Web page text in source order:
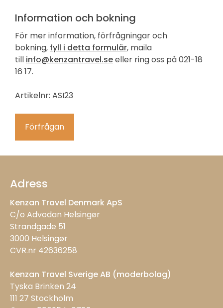
Information och bokning
För mer information, förfrågningar och
bokning, fyll i detta formulär, maila
till info@kenzantravel.seeller ring oss på 021-18
16 17.
Artikelnr: ASI23
Förfrågan
Adress
Kenzan Travel Denmark ApS
C/o Advodan Helsingør
Strandgade 51
3000 Helsingør
CVR.nr 42636258
Kenzan Travel Sverige AB (moderbolag)
Tyska Brinken 24
111 27 Stockholm